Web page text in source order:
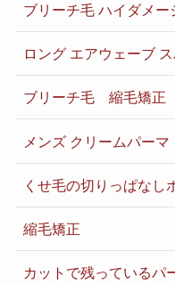
ブリーチ毛 ハイダメー
ロング エアウェーブ
ブリーチ毛 縮毛矯正
メンズ クリームパーマ
くせ毛の切りっぱなし
縮毛矯正
カットで残っているパ